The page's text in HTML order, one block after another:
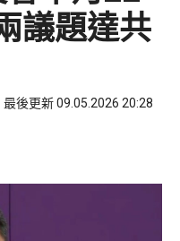
議題達共
最後更新 09.05.2026 20:28